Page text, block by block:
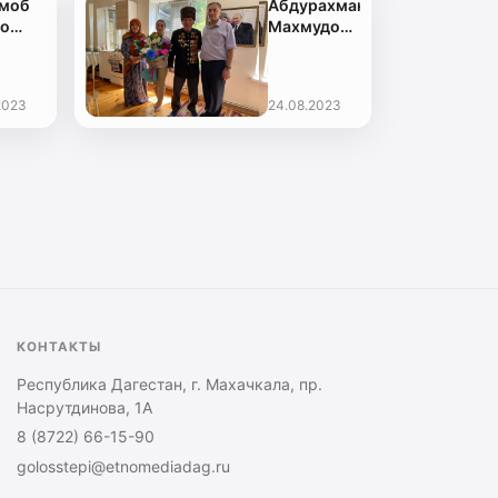
Абдурахман
Махмудов
вручил
Ибрагим-
Паше
Садыкову
24.08.2023
КОНТАКТЫ
Республика Дагестан, г. Махачкала, пр.
Насрутдинова, 1А
8 (8722) 66-15-90
golosstepi@etnomediadag.ru